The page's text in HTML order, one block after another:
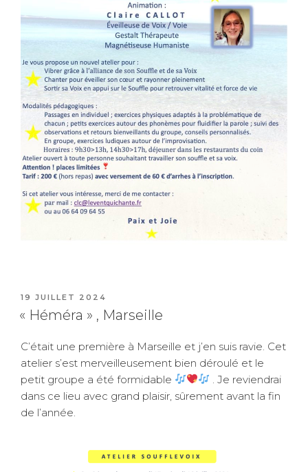
PUBLIÉ
LE
19 JUILLET 2024
« Héméra » , Marseille
C’était une première à Marseille et j’en suis ravie. Cet
atelier s’est merveilleusement bien déroulé et le
petit groupe a été formidable
. Je reviendrai
dans ce lieu avec grand plaisir, sûrement avant la fin
de l’année.